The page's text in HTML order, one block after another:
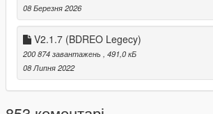
Then Done
(𝗩𝗜𝗗𝗘𝗢 𝗜𝗡𝗦𝗧𝗔𝗟𝗟𝗔𝗧𝗜𝗢𝗡): (Thanks
@OhMrZack
For Making These Videos)
https://www.youtube.com/
08 Березня 2026
V2.1.7 (BDREO Legecy)
200 874 завантажень
, 491,0 кБ
08 Липня 2022